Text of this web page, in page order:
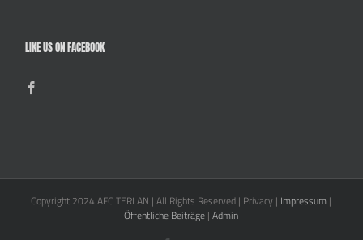
LIKE US ON FACEBOOK
Copyright 2024 AFC TERLAN | All Rights Reserved | Privacy | Impressum |
Öffentliche Beiträge |Admin